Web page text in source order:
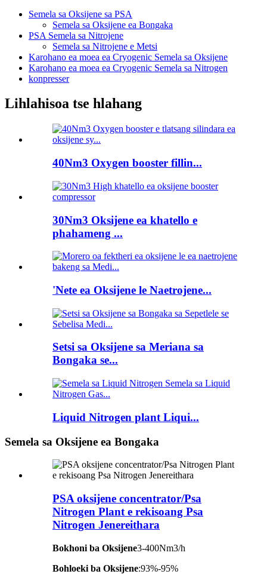
Semela sa Oksijene sa PSA
Semela sa Oksijene ea Bongaka
PSA Semela sa Nitrojene
Semela sa Nitrojene e Metsi
Karohano ea moea ea Cryogenic Semela sa Oksijene
Karohano ea moea ea Cryogenic Semela sa Nitrogen
konpresser
Lihlahisoa tse hlahang
40Nm3 Oxygen booster fillin...
30Nm3 Oksijene ea khatello e
phahameng ...
'Nete ea Oksijene le Naetrojene...
Setsi sa Oksijene sa Meriana sa
Bongaka se...
Liquid Nitrogen plant Liqui...
Semela sa Oksijene ea Bongaka
PSA oksijene concentrator/Psa
Nitrogen Plant e rekisoang Psa
Nitrogen Jenereithara
Bokhoni ba Oksijene3-400Nm3/h
Bohloeki ba Oksijene:93%-95%